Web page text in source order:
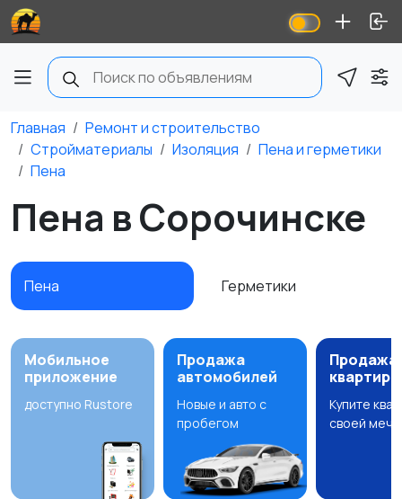
Главная
Ремонт и строительство
Стройматериалы
Изоляция
Пена и герметики
Пена
Пена в Сорочинске
Пена Герметики
Мобильное
приложение
доступно Rustore
Продажа
автомобилей
Новые и авто с
пробегом
Продажа
квартир
Купите
своей